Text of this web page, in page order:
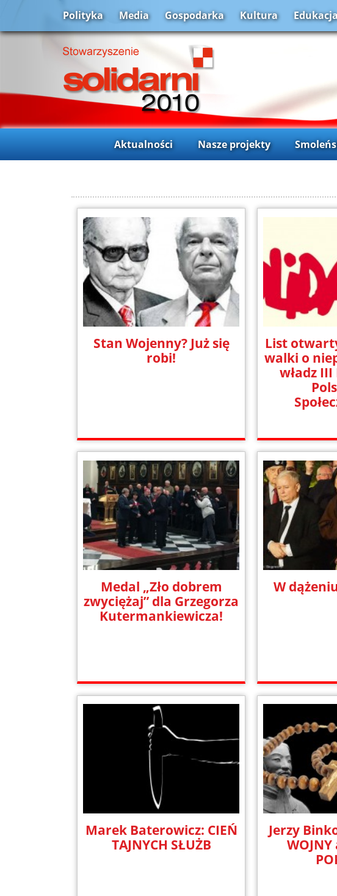
Polityka Media Gospodarka Kultura
Aktualności Nasze projekty
Stan Wojenny? Już się
robi!
List
walki o
władz III
Medal „Zło dobrem
zwyciężaj” dla Grzegorza
Kutermankiewicza!
W
Marek Baterowicz: CIEŃ
TAJNYCH SŁUŻB
Jerzy
WOJNY